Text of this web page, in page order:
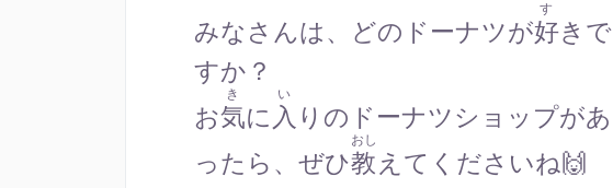
みなさんは、どのドーナツが好
す
きで
すか？
お気
き
に 入
い
りのドーナツショップがあ
ったら、ぜひ教
おし
えてくださいね🙌